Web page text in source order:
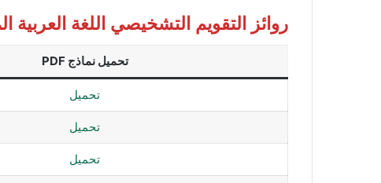
روائز التقويم التشخيصي اللغة
تحميل نماذج PDF
تحميل
تحميل
تحميل